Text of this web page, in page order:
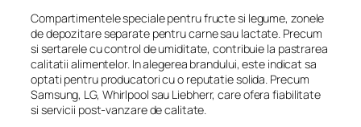
Compartimentele speciale pentru fructe si legume, zonele
de depozitare separate pentru carne sau lactate. Precum
si sertarele cu control de umiditate, contribuie la pastrarea
calitatii alimentelor. In alegerea brandului, este indicat sa
optati pentru producatori cu o reputatie solida. Precum
Samsung, LG, Whirlpool sau Liebherr, care ofera fiabilitate
si servicii post-vanzare de calitate.